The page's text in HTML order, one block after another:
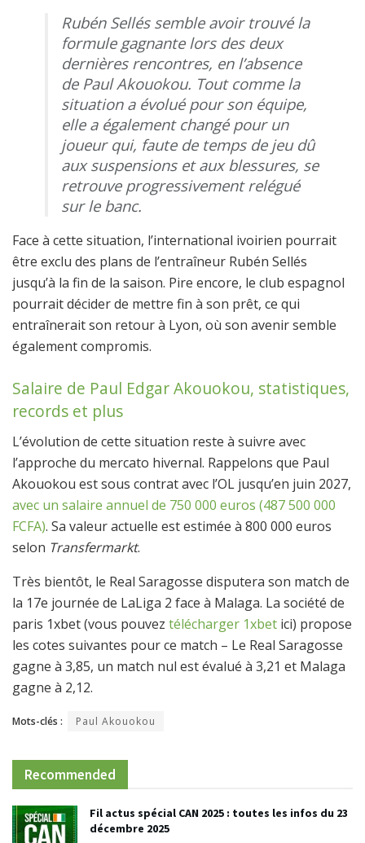
Rubén Sellés semble avoir trouvé la
formule gagnante lors des deux
dernières rencontres, en l’absence
de Paul Akouokou. Tout comme la
situation a évolué pour son équipe,
elle a également changé pour un
joueur qui, faute de temps de jeu dû
aux suspensions et aux blessures, se
retrouve progressivement relégué
sur le banc.
Face à cette situation, l’international ivoirien pourrait
être exclu des plans de l’entraîneur Rubén Sellés
jusqu’à la fin de la saison. Pire encore, le club espagnol
pourrait décider de mettre fin à son prêt, ce qui
entraînerait son retour à Lyon, où son avenir semble
également compromis.
Salaire de Paul Edgar Akouokou, statistiques,
records et plus
L’évolution de cette situation reste à suivre avec
l’approche du mercato hivernal. Rappelons que Paul
Akouokou est sous contrat avec l’OL jusqu’en juin 2027,
avec un salaire annuel de 750 000 euros (487 500 000
FCFA). Sa valeur actuelle est estimée à 800 000 euros
selon Transfermarkt.
Très bientôt, le Real Saragosse disputera son match de
la 17e journée de LaLiga 2 face à Malaga. La société de
paris 1xbet (vous pouvez télécharger 1xbet ici) propose
les cotes suivantes pour ce match – Le Real Saragosse
gagne à 3,85, un match nul est évalué à 3,21 et Malaga
gagne à 2,12.
Mots-clés : Paul Akouokou
Recommended
Fil actus spécial CAN 2025 : toutes les infos du 23
décembre 2025